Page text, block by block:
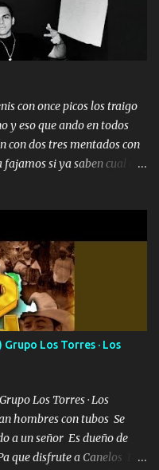
fajó una super o a veces
las generaciones yo
pues así soy me mandó
dedo soy hocicon un
no saben nada falsas
no quieren ve...
con once picos los traigo
y eso que ando en todos
con dos tres mentados con
si ya saben cual es
me falta mucho para
Madrid Milán y también
es mi fragancia
mi pic si no se han dado
Los Torres · Los
Los Torres · Los
hombres con tubos Se
a un señor Es dueño de
que disfrute a Canelos Es